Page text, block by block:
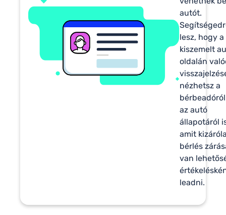
autót.
lesz, hogy a
kiszemelt
oldalán
nézhetsz a
az autó
állapotáról
amit
bérlés
van
leadni.